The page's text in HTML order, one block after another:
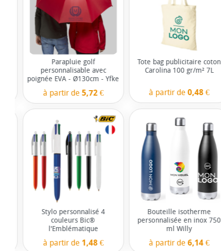
Parapluie golf
personnalisable avec
poignée EVA - Ø130cm - Yfke
à partir de5,72 €
Tote bag publicitaire coton
Carolina 100 gr/m² 7L
à partir de0,48 €
Stylo personnalisé 4
couleurs Bic®
l'Emblématique
à partir de 1,48 €
Bouteille isotherme
personnalisée en inox 750
ml Willy
à partir de6,14 €